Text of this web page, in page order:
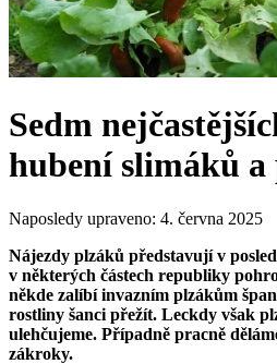
Sedm
hubení slimáků a
Naposledy upraveno: 4. června 2025
Nájezdy plzáků představují v
v některých částech republiky
někde zalíbí invazním plzákům
rostliny šanci přežít. Leckdy však
ulehčujeme. Případně pracně
zákroky.